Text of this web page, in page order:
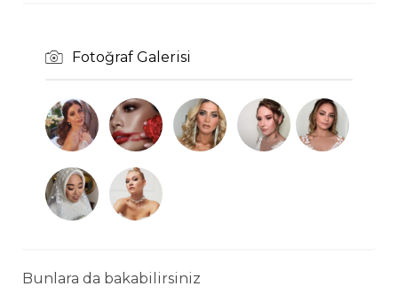
Fotoğraf Galerisi
Bunlara da bakabilirsiniz